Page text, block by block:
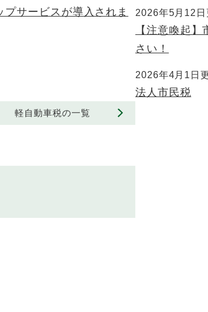
サービスが導入されま
軽自動車税の一覧
2026年5月12日
【注意喚起
さい！
2026年4月1日
法人市民税